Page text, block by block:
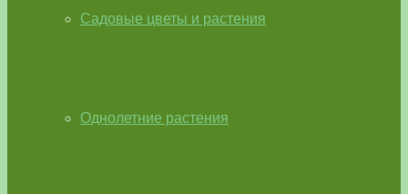
Садовые цветы и растения
Однолетние растения